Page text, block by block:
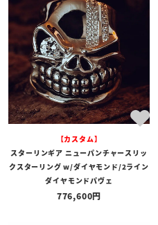
【カスタム】
スターリンギア ニューパンチャースリッ
クスターリング w/ダイヤモンド/2ライン
ダイヤモンドパヴェ
776,600